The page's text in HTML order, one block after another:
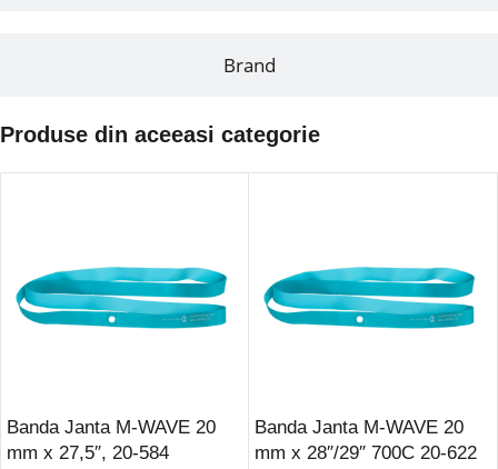
Brand
Produse din aceeasi categorie
Banda Janta M-WAVE 20
mm x 27,5″, 20-584
Banda Janta M-WAVE 20
mm x 28″/29″ 700C 20-622